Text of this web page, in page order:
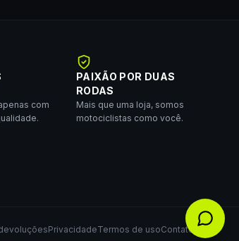
com
PAIXÃO POR DUAS
RODAS
Mais que uma loja, somos
motociclistas como você.
PrivacidadeTermos de usoContato